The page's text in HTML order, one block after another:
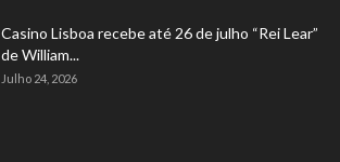
Casino Lisboa recebe até 26 de julho “Rei Lear”
de William...
Julho 24, 2026